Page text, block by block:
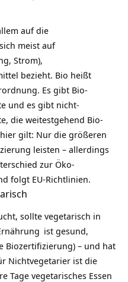
auf die
meist auf
Strom),
bezieht. Bio heißt
Es gibt Bio-
und es gibt nicht-
die weitestgehend Bio-
gilt: Nur die größeren
leisten – allerdings
zur Öko-
folgt EU-Richtlinien.
sollte vegetarisch in
ist gesund,
Biozertifizierung) – und hat
Nichtvegetarier ist die
Tage vegetarisches Essen